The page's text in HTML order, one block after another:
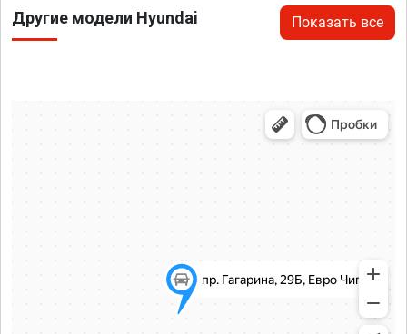
Другие модели Hyundai Показать все